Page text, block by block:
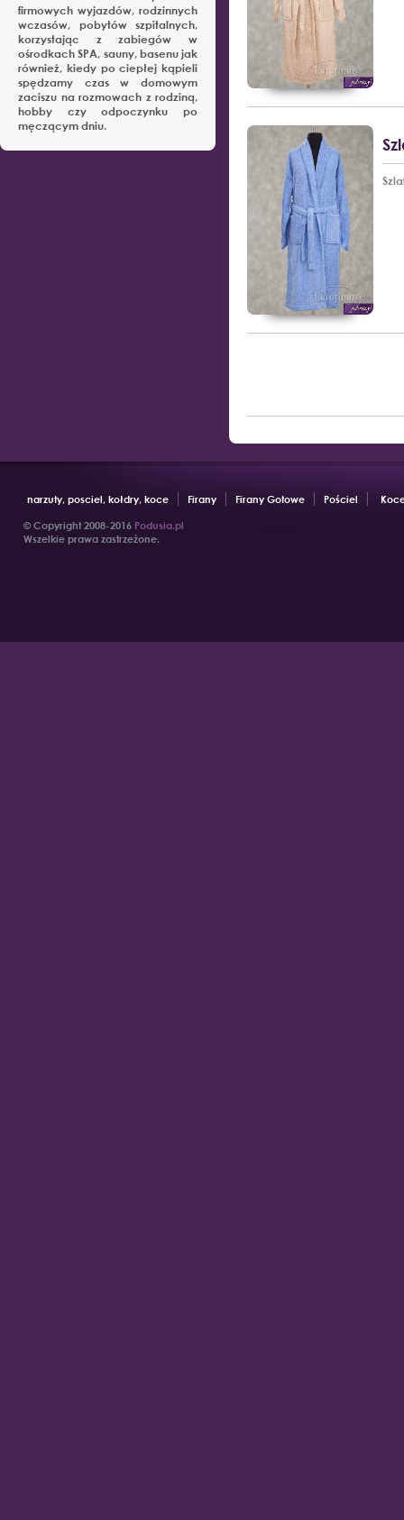
firmowych wyjazdów, rodzinnych
wczasów, pobytów szpitalnych,
korzystając z zabiegów w
ośrodkach SPA, sauny, basenu jak
również, kiedy po ciepłej kąpieli
spędzamy czas w domowym
zaciszu na rozmowach z rodziną,
hobby czy odpoczynku po
męczącym dniu.
narzuty, posciel, kołdry, koce Firany Firany Gotowe Pościel
© Copyright 2008-2016 Podusia.pl
Wszelkie prawa zastrzeżone.